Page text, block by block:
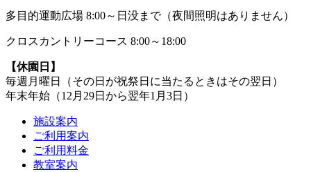
多目的運動広場 8:00～日没まで（夜間照明はありません）
クロスカントリーコース 8:00～18:00
【休園日】
毎週月曜日（その日が祝祭日に当たるときはその翌日）
年末年始（12月29日から翌年1月3日）
施設案内
ご利用案内
ご利用料金
教室案内